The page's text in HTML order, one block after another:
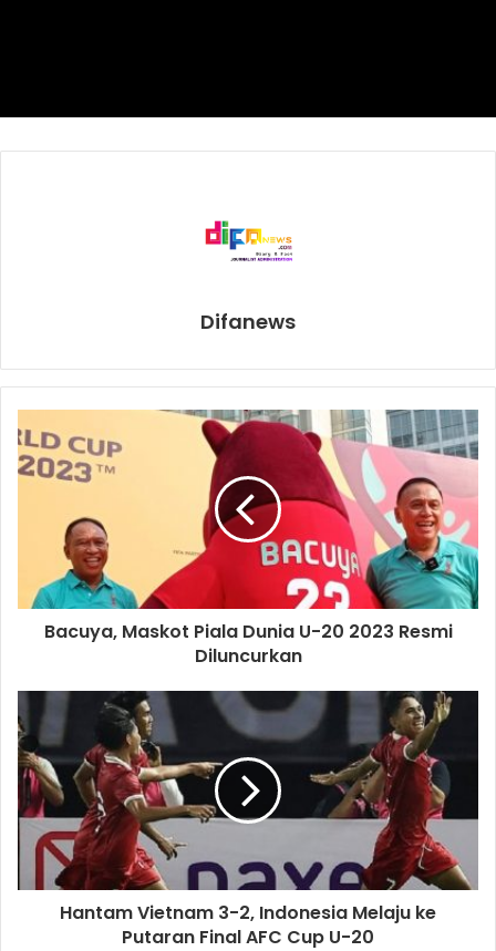
mendominasi di ronde 12.
Pada dua pertarungan sebelumnya, 2017 dan 2018,
Trilogi Canelo-Golovkin
Difanews
Bacuya, Maskot Piala Dunia U-20 2023 Resmi
Diluncurkan
Hantam Vietnam 3-2, Indonesia Melaju ke
Putaran Final AFC Cup U-20